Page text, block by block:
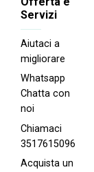
Servizi
Aiutaci a
migliorare
Whatsapp
Chatta con
noi
Chiamaci
3517615096
Acquista un